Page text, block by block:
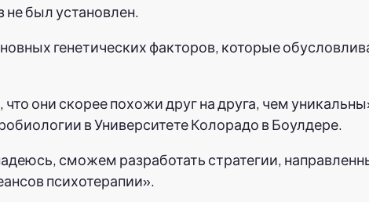
не был установлен.
генетических факторов, которые
они скорее похожи друг на друга, чем
в Университете Колорадо в Боулдере.
сможем разработать стратегии,
психотерапии».